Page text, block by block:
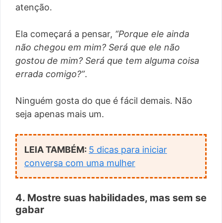
atenção.
Ela começará a pensar, “Porque ele ainda
não chegou em mim? Será que ele não
gostou de mim? Será que tem alguma coisa
errada comigo?”.
Ninguém gosta do que é fácil demais. Não
seja apenas mais um.
LEIA TAMBÉM: 5 dicas para iniciar
conversa com uma mulher
4. Mostre suas habilidades, mas sem se
gabar